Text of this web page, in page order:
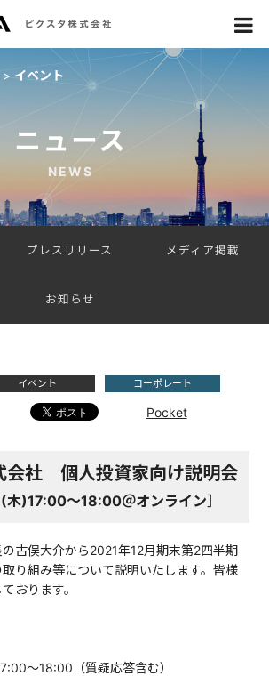
イベント
ニュース
NEWS
プレスリリース メディア掲載
お知らせ
イベント コーポレート
Pocket
会社 個人投資家向け説明会
木)17:00〜18:00＠オンライン］
古俣大介から2021年12月期末第2四半期
り組み等について説明いたします。皆様
おります。
～18:00（質疑応答含む）